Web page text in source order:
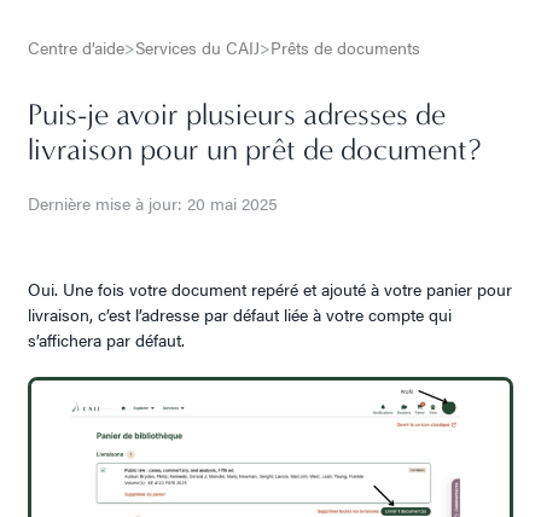
Centre d’aide>Services du CAIJ>Prêts de documents
Puis-je avoir plusieurs adresses de
livraison pour un prêt de document?
Dernière mise à jour: 20 mai 2025
Oui. Une fois votre document repéré et ajouté à votre panier pour
livraison, c’est l’adresse par défaut liée à votre compte qui
s’affichera par défaut.